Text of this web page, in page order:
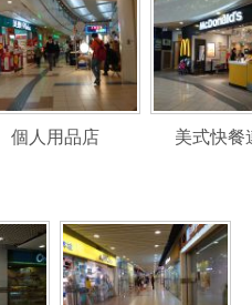
個人用品店 美式快餐